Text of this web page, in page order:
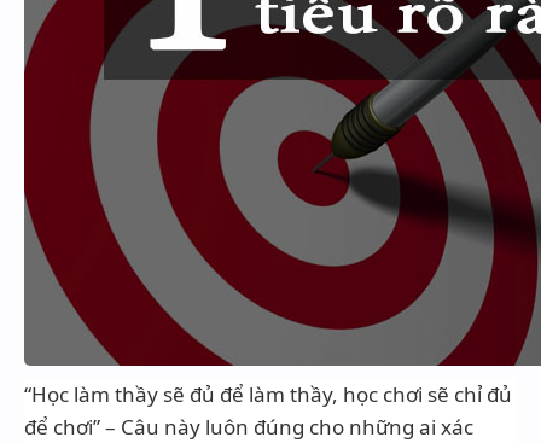
“Học làm thầy sẽ đủ để làm thầy, học chơi sẽ chỉ đủ
để chơi” – Câu này luôn đúng cho những ai xác